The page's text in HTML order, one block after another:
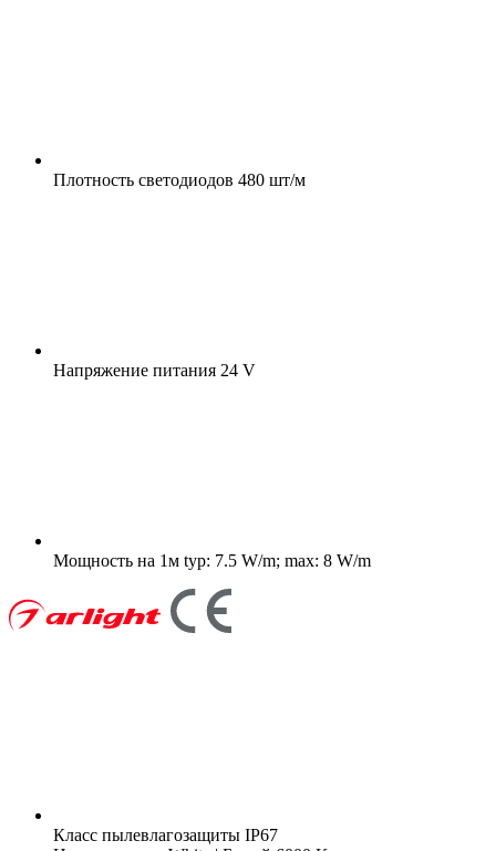
Плотность светодиодов 480 шт/м
Напряжение питания 24 V
Мощность на 1м typ: 7.5 W/m; max: 8 W/m
Класс пылевлагозащиты IP67